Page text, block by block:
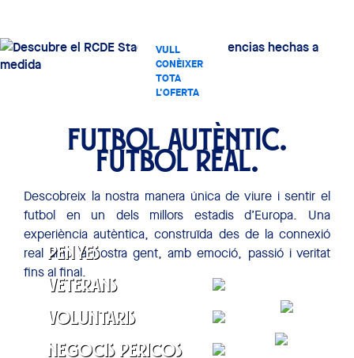
VULL
CONÈIXER
TOTA
L'OFERTA
STADIUM
FUTBOL AUTÈNTIC.
FUTBOL REAL.
Descobreix la nostra manera única de viure i sentir el
futbol en un dels millors estadis d’Europa. Una
experiència autèntica, construïda des de la connexió
real amb la nostra gent, amb emoció, passió i veritat
fins al final.
Penyes
CONTACTAR
Veterans
CONTACTAR
Voluntaris
CONTACTAR
Negocis Pericos